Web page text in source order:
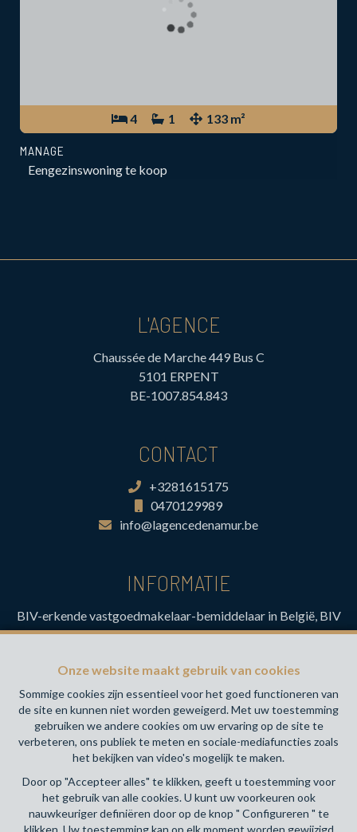
4 1 133 m²
MANAGE
Eengezinswoning te koop
Onze website maakt gebruik van cookies
Sommige cookies zijn essentieel voor het goed functioneren van
de site en kunnen niet worden geweigerd. Met uw toestemming
gebruiken we andere cookies om uw ervaring op de site te
verbeteren, ons publiek te meten en sociale-mediafuncties zoals
het bekijken van video's mogelijk te maken.
Door op "Accepteer alles" te klikken, geeft u toestemming voor
het gebruik van alle cookies. U kunt uw voorkeuren ook
nauwkeuriger definiëren door op de knop " Configureren " te
klikken. Uw toestemming kan op elk moment worden gewijzigd
L'AGENCE
Chaussée de Marche 449 Bus C
5101 ERPENT
BE-1007.854.843
CONTACT
+3281615175
0470129989
info@lagencedenamur.be
INFORMATIE
BIV-erkende vastgoedmakelaar-bemiddelaar in België, BIV
N° 517.112- Toezichthoudende Autoriteit : Beroepinstituut
Brussel (+32 2 505 38 50 - info@biv.be) -www.biv.be
Deontologische code
BA en borgstelling via NV AXA Belgium, Troonplein 1, 1000
Brussel (polisnr. 730.390.160) Dekking geldt voor
activiteiten die in België worden uitgevoerd
Algemene gebruiksvoorwaarden van de website
Charter privéleven